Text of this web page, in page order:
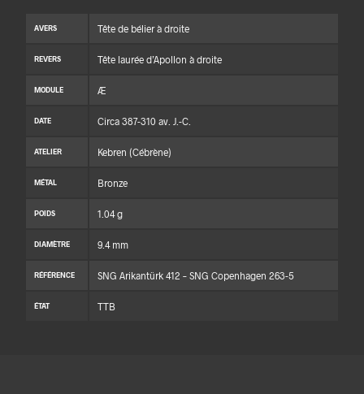
AVERS Tête de bélier à droite
REVERS Tête laurée d’Apollon à droite
MODULE Æ
DATE Circa 387-310 av. J.-C.
ATELIER Kebren (Cébrène)
MÉTAL Bronze
POIDS 1.04 g
DIAMÈTRE 9.4 mm
RÉFÉRENCE SNG Arikantürk 412 – SNG Copenhagen 263-5
ÉTAT TTB